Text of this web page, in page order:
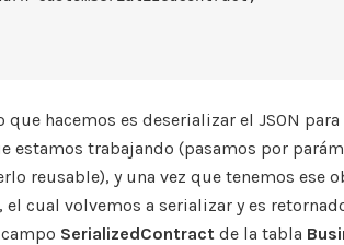
que hacemos es deserializar el JSON
estamos trabajando (pasamos por
reusable), y una vez que tenemos ese
el cual volvemos a serializar y es
SerializedContract de la tabla